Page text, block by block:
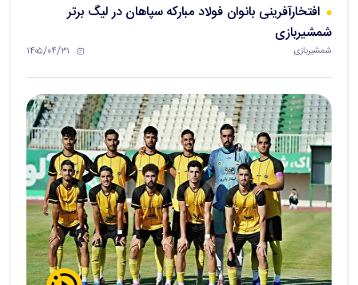
افتخارآفرینی بانوان فولاد مبارکه سپاهان در لیگ برتر
شمشیربازی
شمشیربازی ۱۴۰۵/۰۴/۳۱